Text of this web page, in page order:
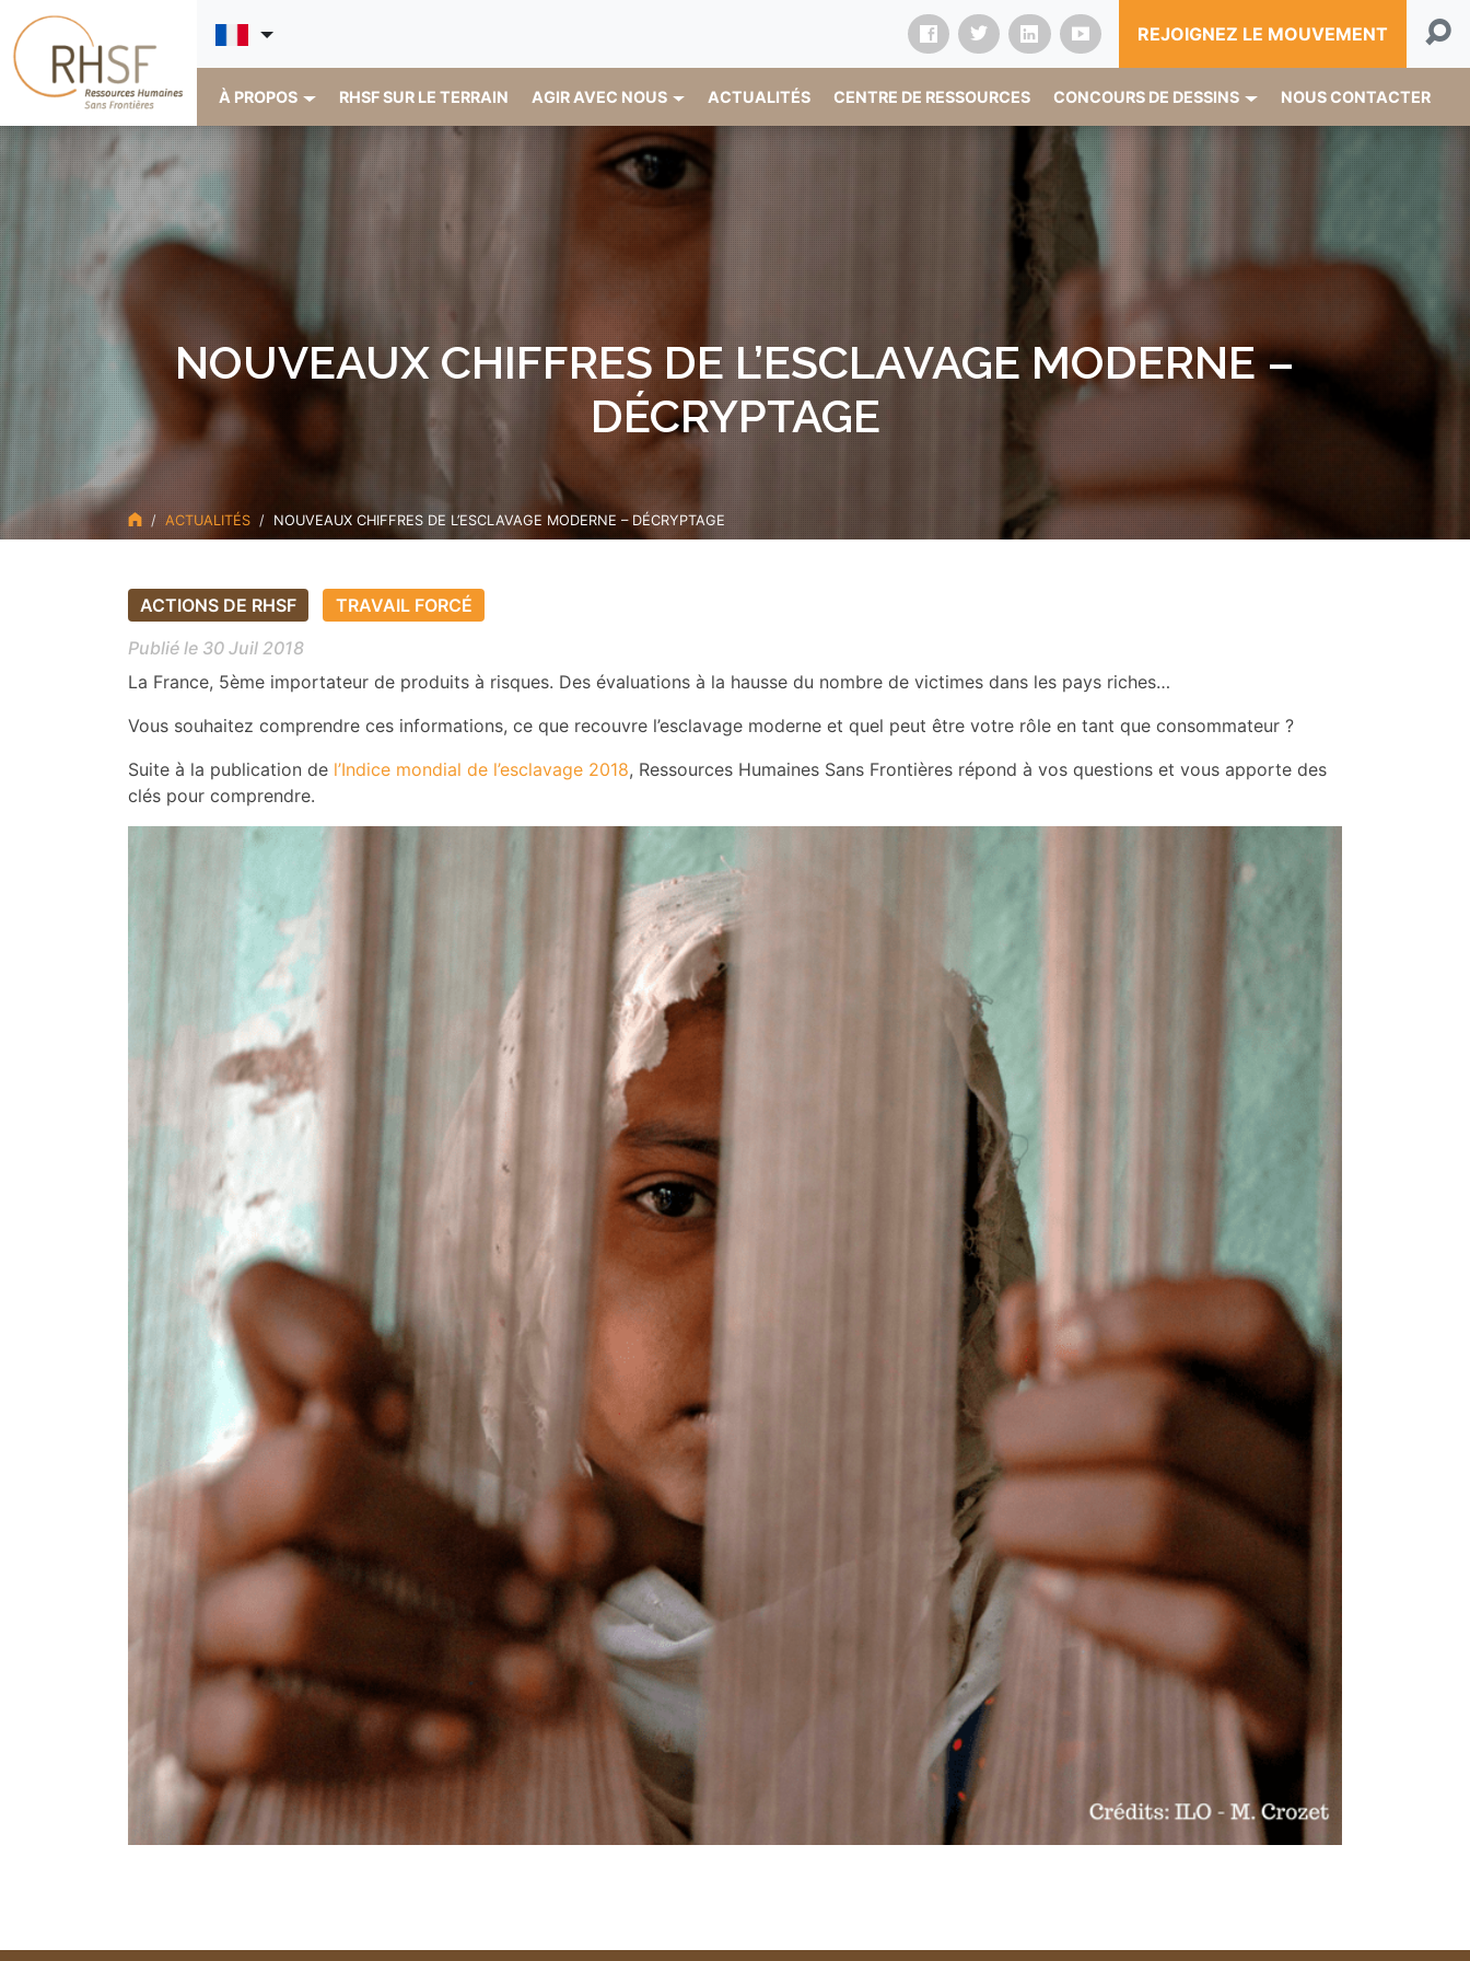
REJOIGNEZ LE MOUVEMENT
À PROPOS RHSF SUR LE TERRAIN AGIR AVEC NOUS ACTUALITÉS CENTRE DE RESSOURCES CONCOURS DE DESSINS NOUS CONTACTER
NOUVEAUX CHIFFRES DE L’ESCLAVAGE MODERNE –
DÉCRYPTAGE
ACTUALITÉS NOUVEAUX CHIFFRES DE L’ESCLAVAGE MODERNE – DÉCRYPTAGE
ACTIONS DE RHSF
TRAVAIL FORCÉ
Publié le 30 Juil 2018
La France, 5ème importateur de produits à risques. Des évaluations à la hausse du nombre de victimes dans les pays riches…
Vous souhaitez comprendre ces informations, ce que recouvre l’esclavage moderne et quel peut être votre rôle en tant que consommateur ?
Suite à la publication de l’Indice mondial de l’esclavage 2018, Ressources Humaines Sans Frontières répond à vos questions et vous apporte des
clés pour comprendre.